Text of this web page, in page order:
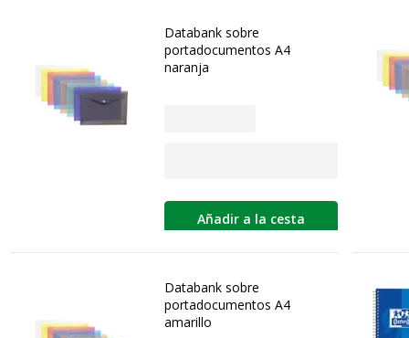
Databank sobre
portadocumentos A4
naranja
Añadir a la cesta
Databank sobre
portadocumentos A4
amarillo